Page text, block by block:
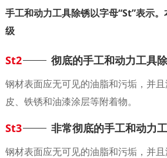
手工和动力工具除锈以字母“St”表示
级
St2 彻底的手工和动力工具
钢材表面应无可见的油脂和污垢，并
皮、铁锈和油漆涂层等附着物。
St3 非常彻底的手工和动力
钢材表面应无可见的油脂和污垢，并